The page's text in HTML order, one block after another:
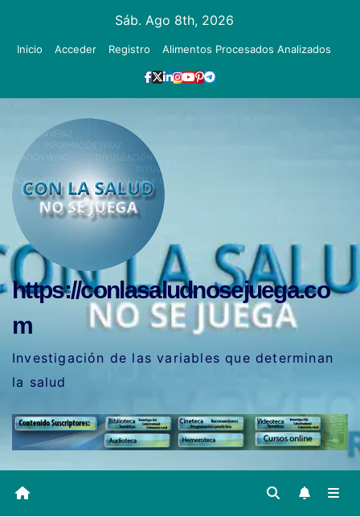
Sáb. Ago 8th, 2026
Inicio Acceder Registro Alimentos Procesados Analizados
https://conlasaludnosejuega.co
m
Investigación de las variables que determinan
la salud